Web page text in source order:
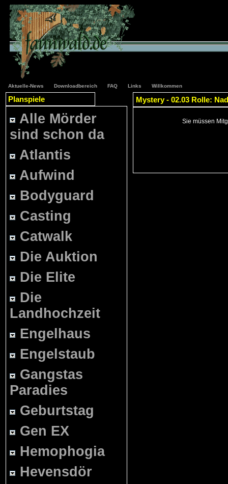
Aktuelle-News Downloadbereich FAQ Links Willkommen
Planspiele
Alle Mörder
sind schon da
Atlantis
Aufwind
Bodyguard
Casting
Catwalk
Die Auktion
Die Elite
Die
Landhochzeit
Engelhaus
Engelstaub
Gangstas
Paradies
Geburtstag
Gen EX
Hemophogia
Hevensdör
Mystery - 02.03 Rolle:
Sie müssen